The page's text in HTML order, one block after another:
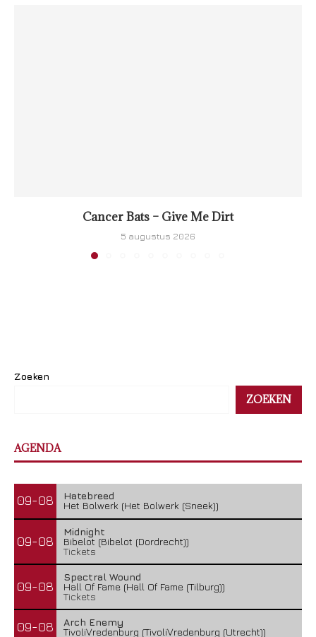
Cancer Bats – Give Me Dirt
5 augustus 2026
Zoeken
ZOEKEN
AGENDA
09-08
Hatebreed
Het Bolwerk (Het Bolwerk (Sneek))
09-08
Midnight
Bibelot (Bibelot (Dordrecht))
Tickets
09-08
Spectral Wound
Hall Of Fame (Hall Of Fame (Tilburg))
Tickets
09-08
Arch Enemy
TivoliVredenburg (TivoliVredenburg (Utrecht))